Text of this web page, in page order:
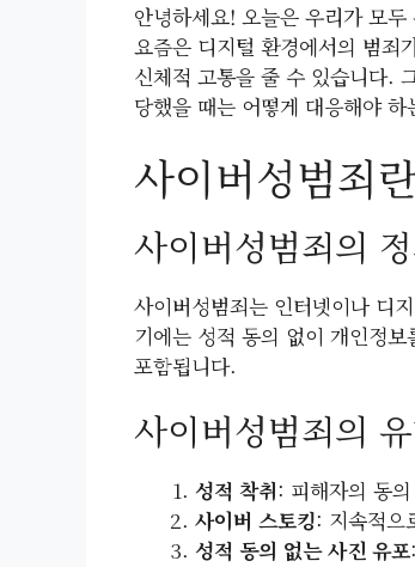
안녕하세요! 오늘은 우리가 모
요즘은 디지털 환경에서의 범죄
신체적 고통을 줄 수 있습니다.
당했을 때는 어떻게 대응해야
사이버성범죄
사이버성범죄의
사이버성범죄는 인터넷이나 디
기에는 성적 동의 없이 개인정
포함됩니다.
사이버성범죄의
성적 착취: 피해자의 동
사이버 스토킹: 지속적으
성적 동의 없는 사진 유포